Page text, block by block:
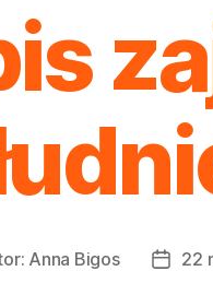
Anna Bigos 22